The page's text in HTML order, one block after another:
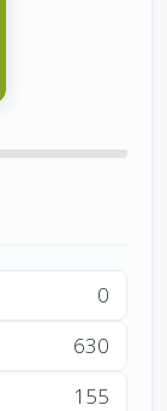
0
630
155